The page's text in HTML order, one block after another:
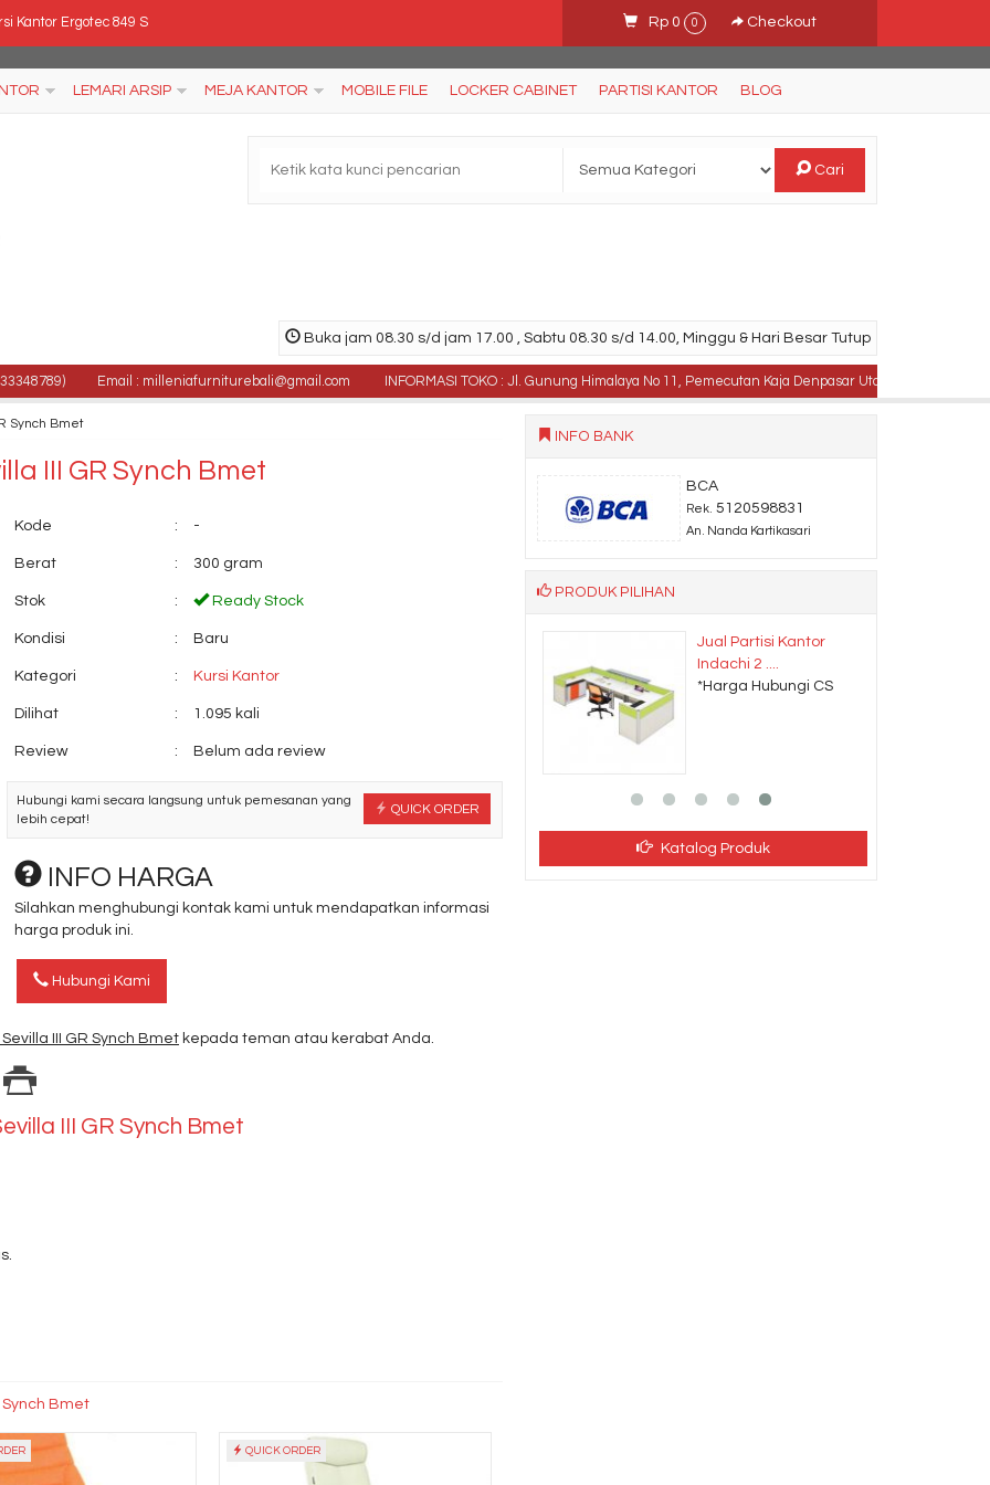
Kantor Ergotec 849 S
Kantor Aditech FR 10
Kantor Polaris B 35
Rp 0 0 Checkout
LEMARI ARSIP MEJA KANTOR MOBILE FILE LOCKER CABINET PARTISI KANTOR BLOG
Cari
Buka jam 08.30 s/d jam 17.00 , Sabtu 08.30 s/d 14.00, Minggu & Hari Besar Tutup
Email : milleniafurniturebali@gmail.com INFORMASI TOKO : Jl. Gunung Himalaya No 11, Pemecutan Kaja Denpasar Utara, Bali .
Synch Bmet
III GR Synch Bmet
Kode : -
Berat : 300 gram
Stok : Ready Stock
Kondisi : Baru
Kategori : Kursi Kantor
Dilihat : 1.095 kali
Review : Belum ada review
QUICK ORDER
Hubungi kami secara langsung untuk pemesanan yang
lebih cepat!
INFO HARGA
Silahkan menghubungi kontak kami untuk mendapatkan informasi
harga produk ini.
Hubungi Kami
III GR Synch Bmet kepada teman atau kerabat Anda.
III GR Synch Bmet
Synch Bmet
QUICK ORDER
INFO BANK
BCA
Rek. 5120598831
An. Nanda Kartikasari
PRODUK PILIHAN
Kursi Kantor Verona
*Harga Hubungi CS
Jual Partisi Kantor
Indachi 2 ....
*Harga Hubungi CS
Katalog Produk